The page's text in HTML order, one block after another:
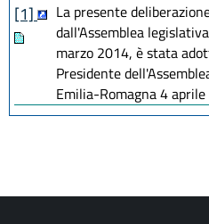
[1]
La presente
dall'Assemblea
marzo 2014, è stata
Presidente
Emilia-Romagna 4